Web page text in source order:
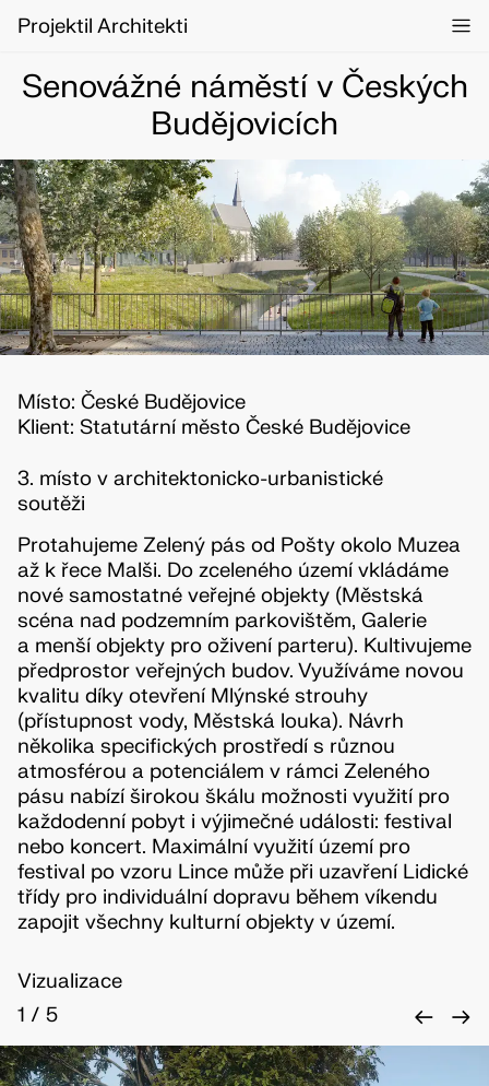
Projektil Architekti
Senovážné náměstí v Českých
Budějovicích
Místo: České Budějovice
Klient: Statutární město České Budějovice
3. místo v architektonicko-urbanistické
soutěži
Protahujeme Zelený pás od Pošty okolo Muzea
až k řece Malši. Do zceleného území vkládáme
nové samostatné veřejné objekty (Městská
scéna nad podzemním parkovištěm, Galerie
a menší objekty pro oživení parteru). Kultivujeme
předprostor veřejných budov. Využíváme novou
kvalitu díky otevření Mlýnské strouhy
(přístupnost vody, Městská louka). Návrh
několika specifických prostředí s různou
atmosférou a potenciálem v rámci Zeleného
pásu nabízí širokou škálu možnosti využití pro
každodenní pobyt i výjimečné události: festival
nebo koncert. Maximální využití území pro
festival po vzoru Lince může při uzavření Lidické
třídy pro individuální dopravu během víkendu
zapojit všechny kulturní objekty v území.
Vizualizace
1 / 5 ← →